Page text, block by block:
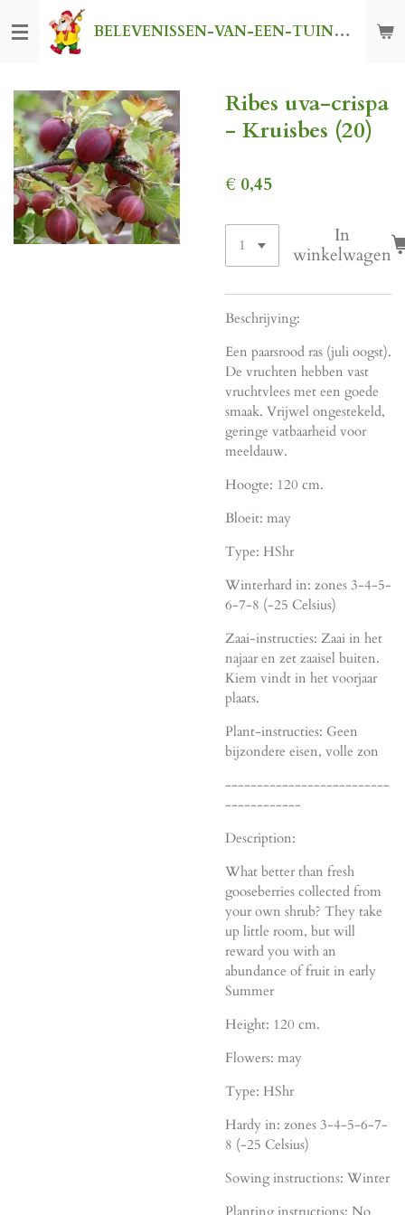
direct
hoofdinhoud
BELEVENISSEN-VAN-EEN-TUINKABOUTER
Ribes uva-crispa
- Kruisbes (20)
€ 0,45
In
winkelwagen
Beschrijving:
Een paarsrood ras (juli oogst).
De vruchten hebben vast
vruchtvlees met een goede
smaak. Vrijwel ongestekeld,
geringe vatbaarheid voor
meeldauw.
Hoogte: 120 cm.
Bloeit: may
Type: HShr
Winterhard in: zones 3-4-5-
6-7-8 (-25 Celsius)
Zaai-instructies: Zaai in het
najaar en zet zaaisel buiten.
Kiem vindt in het voorjaar
plaats.
Plant-instructies: Geen
bijzondere eisen, volle zon
--------------------------
------------
Description:
What better than fresh
gooseberries collected from
your own shrub? They take
up little room, but will
reward you with an
abundance of fruit in early
Summer
Height: 120 cm.
Flowers: may
Type: HShr
Hardy in: zones 3-4-5-6-7-
8 (-25 Celsius)
Sowing instructions: Winter
Planting instructions: No